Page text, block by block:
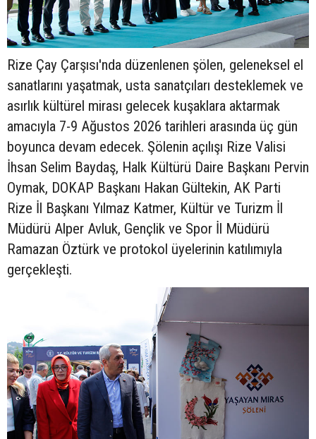
Rize Çay Çarşısı'nda düzenlenen şölen, geleneksel el
sanatlarını yaşatmak, usta sanatçıları desteklemek ve
asırlık kültürel mirası gelecek kuşaklara aktarmak
amacıyla 7-9 Ağustos 2026 tarihleri arasında üç gün
boyunca devam edecek. Şölenin açılışı Rize Valisi
İhsan Selim Baydaş, Halk Kültürü Daire Başkanı Pervin
Oymak, DOKAP Başkanı Hakan Gültekin, AK Parti
Rize İl Başkanı Yılmaz Katmer, Kültür ve Turizm İl
Müdürü Alper Avluk, Gençlik ve Spor İl Müdürü
Ramazan Öztürk ve protokol üyelerinin katılımıyla
gerçekleşti.